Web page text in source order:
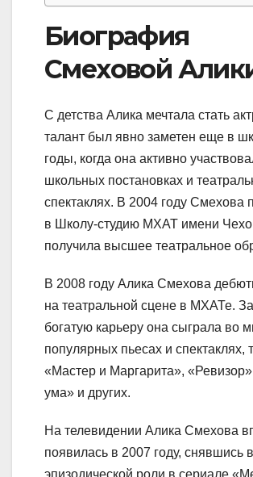
Биография
Смеховой
С детства Алика мечтала стать
талант был явно заметен еще в
годы, когда она активно
школьных постановках и
спектаклях. В 2004 году Смехова
в Школу-студию МХАТ имени
получила высшее театральное
В 2008 году Алика Смехова
на театральной сцене в МХАТе.
богатую карьеру она сыграла во
популярных пьесах и спектаклях,
«Мастер и Маргарита»,
ума» и других.
На телевидении Алика Смехова
появилась в 2007 году, снявшись в
эпизодической роли в сериале